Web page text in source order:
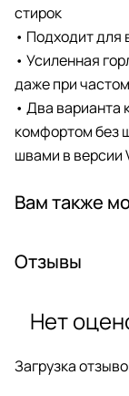
стирок
• Подходит для
• Усиленная
даже при
• Два варианта
комфортом без
швами в версии
Вам также
Отзывы
Загрузка
Нет